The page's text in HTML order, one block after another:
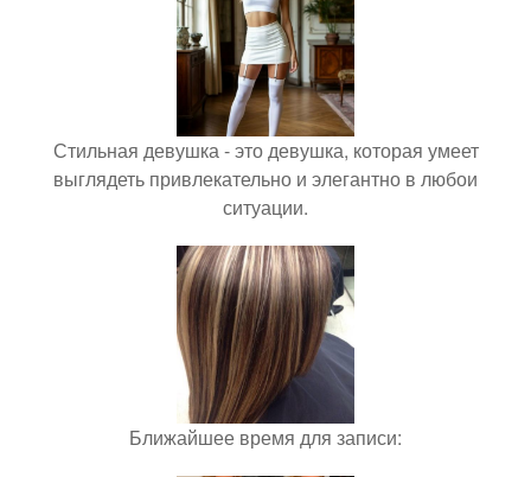
Стильная девушка - это девушка, которая умеет
выглядеть привлекательно и элегантно в любои
ситуации.
Ближайшее время для записи: